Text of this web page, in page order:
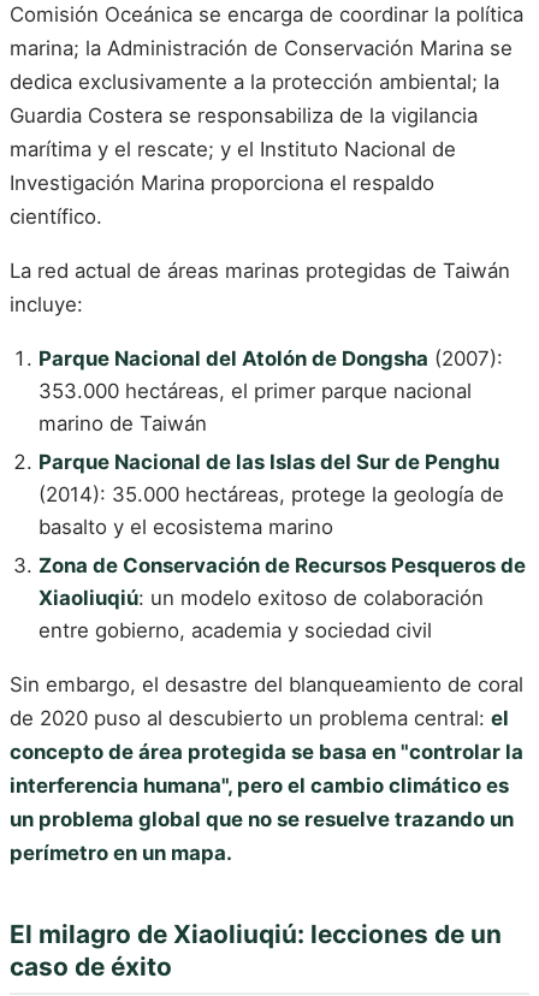
Comisión Oceánica se encarga de coordinar la política
marina; la Administración de Conservación Marina se
dedica exclusivamente a la protección ambiental; la
Guardia Costera se responsabiliza de la vigilancia
marítima y el rescate; y el Instituto Nacional de
Investigación Marina proporciona el respaldo
científico.
La red actual de áreas marinas protegidas de Taiwán
incluye:
Parque Nacional del Atolón de Dongsha (2007):
353.000 hectáreas, el primer parque nacional
marino de Taiwán
Parque Nacional de las Islas del Sur de Penghu
(2014): 35.000 hectáreas, protege la geología de
basalto y el ecosistema marino
Zona de Conservación de Recursos Pesqueros de
Xiaoliuqiú: un modelo exitoso de colaboración
entre gobierno, academia y sociedad civil
Sin embargo, el desastre del blanqueamiento de coral
de 2020 puso al descubierto un problema central: el
concepto de área protegida se basa en "controlar la
interferencia humana", pero el cambio climático es
un problema global que no se resuelve trazando un
perímetro en un mapa.
El milagro de Xiaoliuqiú: lecciones de un
caso de éxito